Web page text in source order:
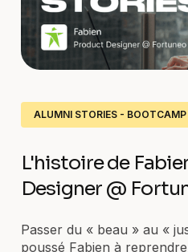
ALUMNI STORIES - BOOTCAMP
L'histoire de
Designer @
Passer du « beau » au «
poussé Fabien à